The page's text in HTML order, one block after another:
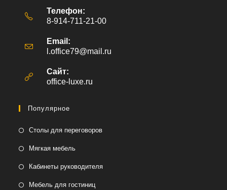
Телефон:
8-914-711-21-00
Email:
l.office79@mail.ru
Сайт:
office-luxe.ru
Популярное
Столы для переговоров
Мягкая мебель
Кабинеты руководителя
Мебель для гостиниц